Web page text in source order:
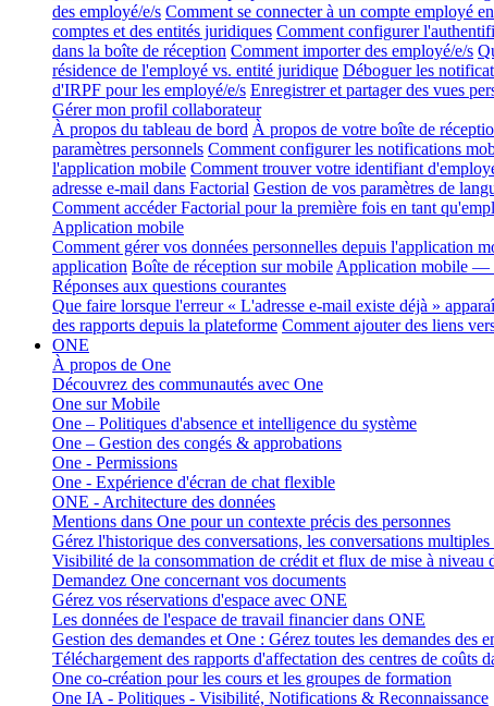
des employé/e/s Comment se connecter à un compte employé
comptes et des entités juridiques Comment configurer
dans la boîte de réception Comment importer des employé/e/s
résidence de l'employé vs. entité juridique Déboguer les
d'IRPF pour les employé/e/s Enregistrer et partager des vues
Gérer mon profil collaborateur
À propos du tableau de bord À propos de votre boîte de
paramètres personnels Comment configurer les notifications
l'application mobile Comment trouver votre identifiant
adresse e-mail dans Factorial Gestion de vos paramètres de
Comment accéder Factorial pour la première fois en tant
Application mobile
Comment gérer vos données personnelles depuis l'application
application Boîte de réception sur mobile Application mobile —
Réponses aux questions courantes
Que faire lorsque l'erreur « L'adresse e-mail existe déjà »
des rapports depuis la plateforme Comment ajouter des liens
ONE
À propos de One
Découvrez des communautés avec One
One sur Mobile
One – Politiques d'absence et intelligence du système
One – Gestion des congés & approbations
One - Permissions
One - Expérience d'écran de chat flexible
ONE - Architecture des données
Mentions dans One pour un contexte précis des personnes
Gérez l'historique des conversations, les conversations
Visibilité de la consommation de crédit et flux de mise à niveau
Demandez One concernant vos documents
Gérez vos réservations d'espace avec ONE
Les données de l'espace de travail financier dans ONE
Gestion des demandes et One : Gérez toutes les demandes des
Téléchargement des rapports d'affectation des centres de coûts
One co-création pour les cours et les groupes de formation
One IA - Politiques - Visibilité, Notifications & Reconnaissance